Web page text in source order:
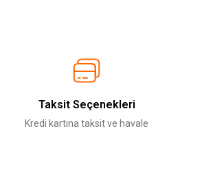
Taksit Seçenekleri
Kredi kartına taksit ve havale